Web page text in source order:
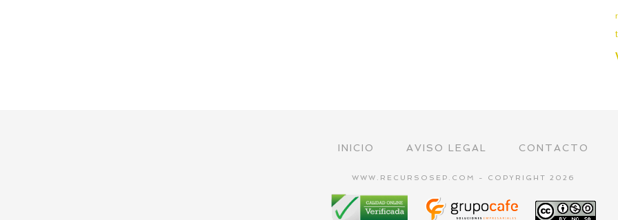
INICIO AVISO LEGAL CONTACTO
WWW.RECURSOSEP.COM - COPYRIGHT 2026